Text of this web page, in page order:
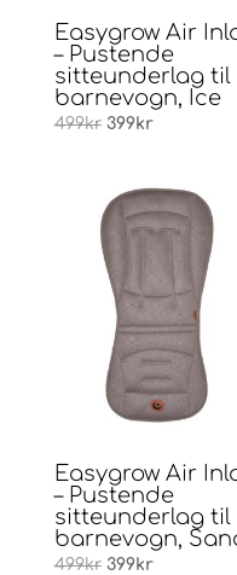
Easygrow Air
– Pustende
sitteunderlag til
barnevogn, Ice
499kr Opprinnelig
var:
499kr.
399kr
er:
399kr.
Easygrow Air
– Pustende
sitteunderlag til
barnevogn,
499kr Opprinnelig
399kr